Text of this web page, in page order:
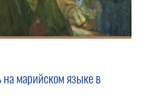
марийском языке в